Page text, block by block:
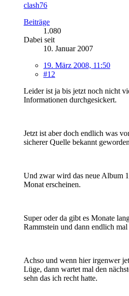
clash76
Beiträge
1.080
Dabei seit
10. Januar 2007
19. März 2008, 11:50
#12
Leider ist ja bis jetzt noch nicht
Informationen durchgesickert.
Jetzt ist aber doch endlich was
sicherer Quelle bekannt
Und zwar wird das neue Album
Monat erscheinen.
Super oder da gibt es Monate
Rammstein und dann endlich mal
Achso und wenn hier irgenwer
Lüge, dann wartet mal den
sehn das ich recht hatte.